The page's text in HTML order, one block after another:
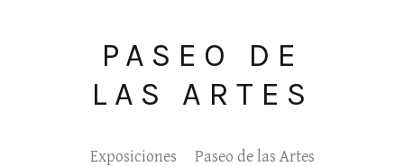
PASEO DE
LAS ARTES
Exposiciones
Paseo de las Artes